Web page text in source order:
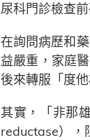
尿科門診檢查
在詢問病歷和
益嚴重，家庭
後來轉服「度
其實，「非那
reductase），